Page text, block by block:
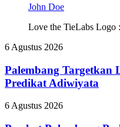
John Doe
Love the TieLabs Logo
Palembang
Lebih
Banyak
Sekolah
Predikat
6 Agustus 2026
Palembang Targetkan
Predikat Adiwiyata
Pemkot
6 Agustus 2026